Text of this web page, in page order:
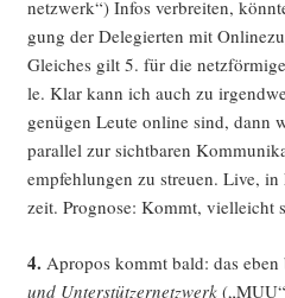
netz­werk“) Infos ver­brei­ten,
gung der Dele­gier­ten mit
Glei­ches gilt 5. für die
le. Klar kann ich auch zu
genü­gen Leu­te online sind, dann
par­al­lel zur sicht­ba­ren
emp­feh­lun­gen zu streu­en. Live,
zeit. Pro­gno­se: Kommt, viel­leicht
4. Apro­pos kommt bald: das eben
und Unter­stüt­zer­netz­werk